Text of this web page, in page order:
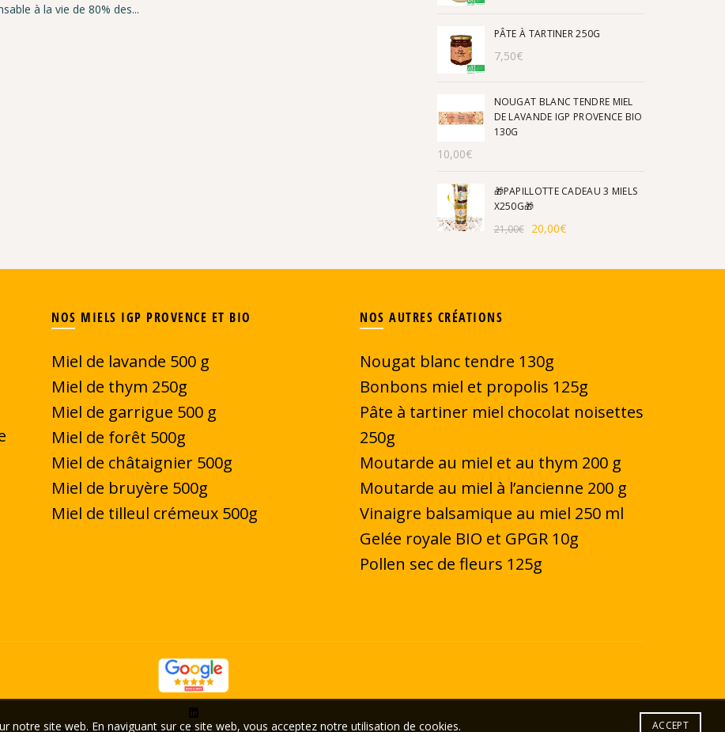
à la vie de 80% des...
PÂTE À TARTINER 250G
7,50€
NOUGAT BLANC TENDRE MIEL
DE LAVANDE IGP PROVENCE BIO
130G
10,00€
🎁PAPILLOTTE CADEAU 3 MIELS
X250G🎁
21,00€
Le
20,00€
NOS MIELS IGP PROVENCE ET BIO
Miel de lavande 500 g
Miel de thym 250g
Miel de garrigue 500 g
Miel de forêt 500g
Miel de châtaignier 500g
Miel de bruyère 500g
Miel de tilleul crémeux 500g
NOS AUTRES CRÉATIONS
Nougat blanc tendre 130g
Bonbons miel et propolis 125g
Pâte à tartiner miel chocolat noisettes
250g
Moutarde au miel et au thym 200 g
Moutarde au miel à l’ancienne 200 g
Vinaigre balsamique au miel 250 ml
Gelée royale BIO et GPGR 10g
Pollen sec de fleurs 125g
notre site web. En naviguant sur ce site web, vous acceptez notre utilisation de cookies. ACCEPT